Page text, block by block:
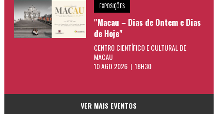
EXPOSIÇÕES
"Macau – Dias de Ontem e Dias
de Hoje"
CENTRO CIENTÍFICO E CULTURAL DE
MACAU
10 AGO 2026 | 18H30
VER MAIS EVENTOS